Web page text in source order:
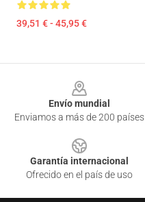
39,51 € - 45,95 €
Envío mundial
Enviamos a más de 200 países
Garantía internacional
Ofrecido en el país de uso